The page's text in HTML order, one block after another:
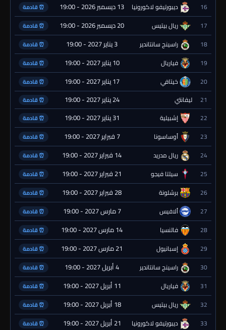
16 ديبورتيفو لاكورونيا 13 ديسمبر 2026 - 19:00 ⏰ قادمة
17 ريال بيتيس 20 ديسمبر 2026 - 19:00 ⏰ قادمة
18 راسينج سانتاندير 3 يناير 2027 - 19:00 ⏰ قادمة
19 فياريال 10 يناير 2027 - 19:00 ⏰ قادمة
20 خيتافي 17 يناير 2027 - 19:00 ⏰ قادمة
21 ليفانتي 24 يناير 2027 - 19:00 ⏰ قادمة
22 إشبيلية 31 يناير 2027 - 19:00 ⏰ قادمة
23 أوساسونا 7 فبراير 2027 - 19:00 ⏰ قادمة
24 ريال مدريد 14 فبراير 2027 - 19:00 ⏰ قادمة
25 سيلتا فيجو 21 فبراير 2027 - 19:00 ⏰ قادمة
26 برشلونة 28 فبراير 2027 - 19:00 ⏰ قادمة
27 ألافيس 7 مارس 2027 - 19:00 ⏰ قادمة
28 فالنسيا 14 مارس 2027 - 19:00 ⏰ قادمة
29 إسبانيول 21 مارس 2027 - 19:00 ⏰ قادمة
30 راسينج سانتاندير 4 أبريل 2027 - 19:00 ⏰ قادمة
31 فياريال 11 أبريل 2027 - 19:00 ⏰ قادمة
32 ريال بيتيس 18 أبريل 2027 - 19:00 ⏰ قادمة
33 ديبورتيفو لاكورونيا 21 أبريل 2027 - 19:00 ⏰ قادمة